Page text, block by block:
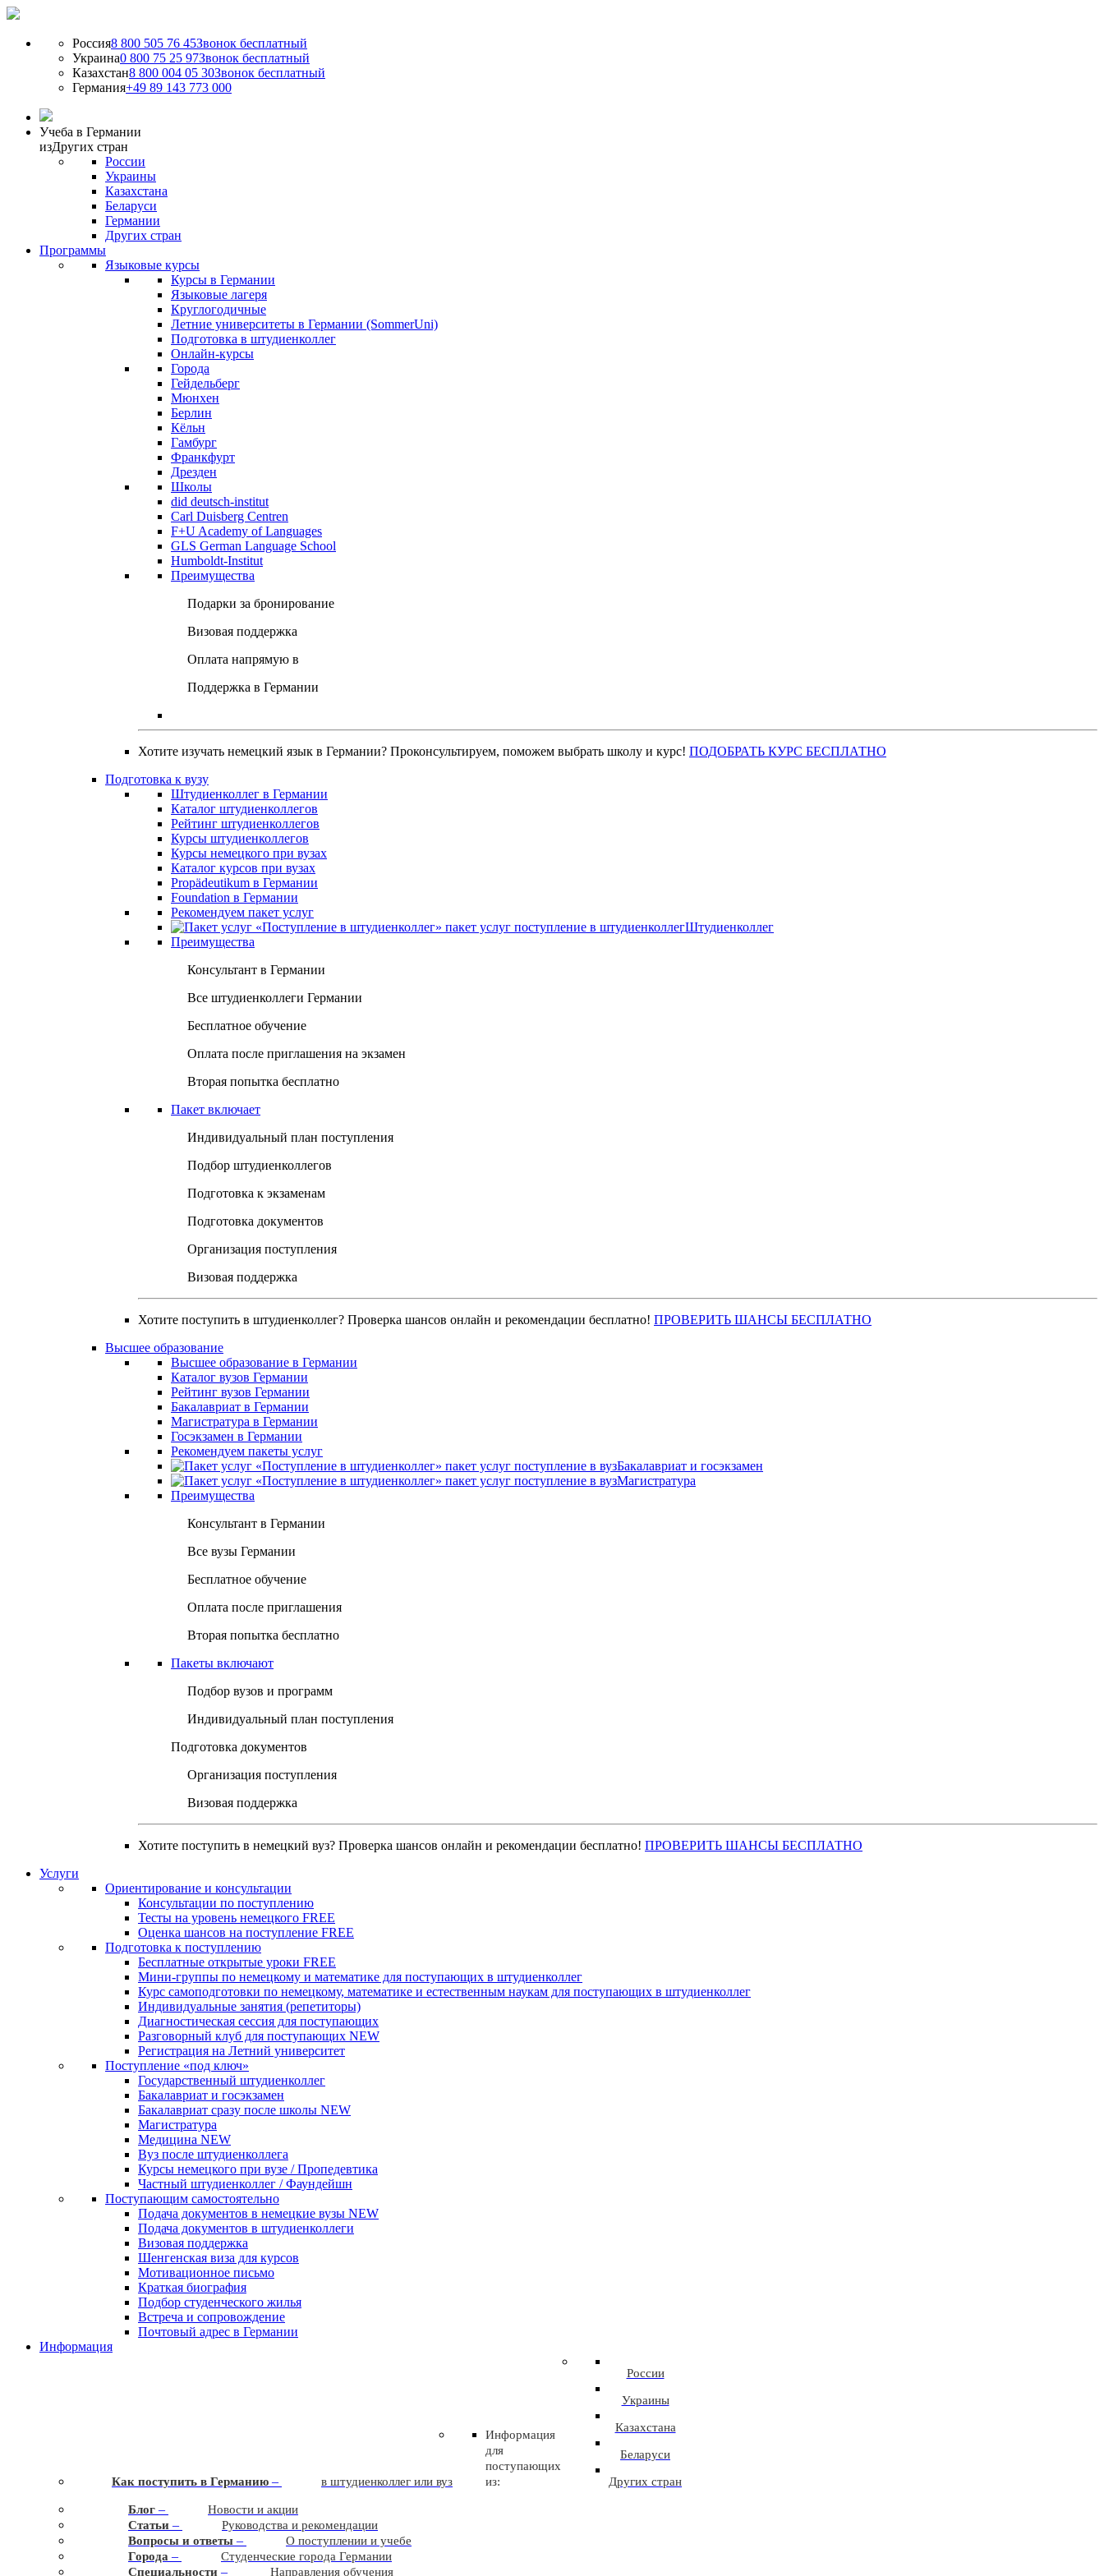
Россия8 800 505 76 45Звонок бесплатный
Украина0 800 75 25 97Звонок бесплатный
Казахстан8 800 004 05 30Звонок бесплатный
Германия+49 89 143 773 000
Учеба в Германии
изДругих стран
России
Украины
Казахстана
Беларуси
Германии
Других стран
Программы
Языковые курсы
Курсы в Германии
Языковые лагеря
Круглогодичные
Летние университеты в Германии (SommerUni)
Подготовка в штудиенколлег
Онлайн-курсы
Города
Гейдельберг
Мюнхен
Берлин
Кёльн
Гамбург
Франкфурт
Дрезден
Школы
did deutsch-institut
Carl Duisberg Centren
F+U Academy of Languages
GLS German Language School
Humboldt-Institut
Преимущества
Подарки за бронирование
Визовая поддержка
Оплата напрямую в
Поддержка в Германии
Хотите изучать немецкий язык в Германии? Проконсультируем, поможем выбрать школу и курс! ПОДОБРАТЬ КУРС БЕСПЛАТНО
Подготовка к вузу
Штудиенколлег в Германии
Каталог штудиенколлегов
Рейтинг штудиенколлегов
Курсы штудиенколлегов
Курсы немецкого при вузах
Каталог курсов при вузах
Propädeutikum в Германии
Foundation в Германии
Рекомендуем пакет услуг
Штудиенколлег
Преимущества
Консультант в Германии
Все штудиенколлеги Германии
Бесплатное обучение
Оплата после приглашения на экзамен
Вторая попытка бесплатно
Пакет включает
Индивидуальный план поступления
Подбор штудиенколлегов
Подготовка к экзаменам
Подготовка документов
Организация поступления
Визовая поддержка
Хотите поступить в штудиенколлег? Проверка шансов онлайн и рекомендации бесплатно! ПРОВЕРИТЬ ШАНСЫ БЕСПЛАТНО
Высшее образование
Высшее образование в Германии
Каталог вузов Германии
Рейтинг вузов Германии
Бакалавриат в Германии
Магистратура в Германии
Госэкзамен в Германии
Рекомендуем пакеты услуг
Бакалавриат и госэкзамен
Магистратура
Преимущества
Консультант в Германии
Все вузы Германии
Бесплатное обучение
Оплата после приглашения
Вторая попытка бесплатно
Пакеты включают
Подбор вузов и программ
Индивидуальный план поступления
Подготовка документов
Организация поступления
Визовая поддержка
Хотите поступить в немецкий вуз? Проверка шансов онлайн и рекомендации бесплатно! ПРОВЕРИТЬ ШАНСЫ БЕСПЛАТНО
Услуги
Ориентирование и консультации
Консультации по поступлению
Тесты на уровень немецкого FREE
Оценка шансов на поступление FREE
Подготовка к поступлению
Бесплатные открытые уроки FREE
Мини-группы по немецкому и математике для поступающих в штудиенколлег
Курс самоподготовки по немецкому, математике и естественным наукам для поступающих в штудиенколлег
Индивидуальные занятия (репетиторы)
Диагностическая сессия для поступающих
Разговорный клуб для поступающих NEW
Регистрация на Летний университет
Поступление «под ключ»
Государственный штудиенколлег
Бакалавриат и госэкзамен
Бакалавриат сразу после школы NEW
Магистратура
Медицина NEW
Вуз после штудиенколлега
Курсы немецкого при вузе / Пропедевтика
Частный штудиенколлег / Фаундейшн
Поступающим самостоятельно
Подача документов в немецкие вузы NEW
Подача документов в штудиенколлеги
Визовая поддержка
Шенгенская виза для курсов
Мотивационное письмо
Краткая биография
Подбор студенческого жилья
Встреча и сопровождение
Почтовый адрес в Германии
Информация
Как поступить в Германию – в штудиенколлег или вуз
Информация
для
поступающих
из:
России
Украины
Казахстана
Беларуси
Других стран
Блог –
Новости и акции
Статьи –
Руководства и рекомендации
Вопросы и ответы –
О поступлении и учебе
Города –
Студенческие города Германии
Cпециальности –
Направления обучения